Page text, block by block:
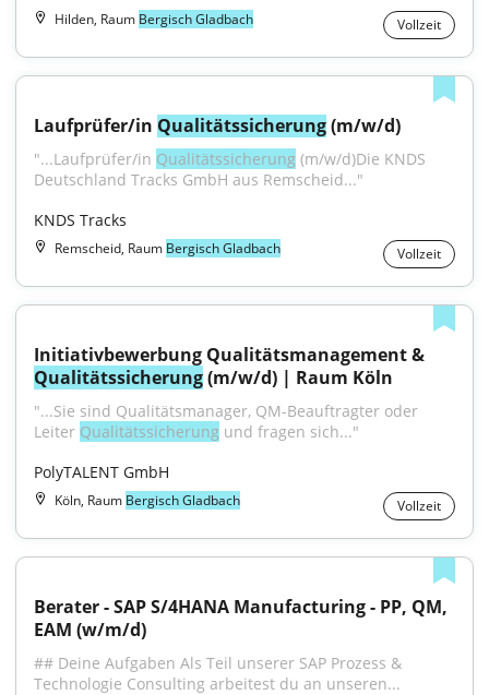
Hilden, Raum Bergisch Gladbach Vollzeit
Laufprüfer/in Qualitätssicherung (m/w/d)
"...Laufprüfer/in Qualitätssicherung (m/w/d)Die KNDS
Deutschland Tracks GmbH aus Remscheid..."
KNDS Tracks
Remscheid, Raum Bergisch Gladbach Vollzeit
Qualitätssicherung (m/w/d) | Raum Köln
"...Sie sind Qualitätsmanager, QM-Beauftragter oder
Leiter Qualitätssicherung und fragen sich..."
PolyTALENT GmbH
Köln, Raum Bergisch Gladbach Vollzeit
Berater - SAP S/4HANA Manufacturing - PP, QM,
EAM (w/m/d)
## Deine Aufgaben Als Teil unserer SAP Prozess &
Technologie Consulting arbeitest du an unseren...